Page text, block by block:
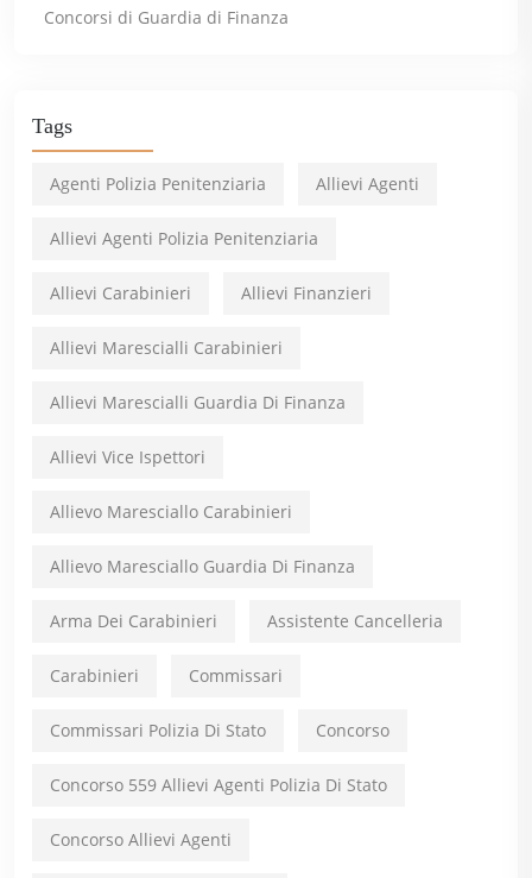
Concorsi di Guardia di Finanza
Tags
Agenti Polizia Penitenziaria Allievi Agenti
Allievi Agenti Polizia Penitenziaria
Allievi Carabinieri Allievi Finanzieri
Allievi Marescialli Carabinieri
Allievi Marescialli Guardia Di Finanza
Allievi Vice Ispettori
Allievo Maresciallo Carabinieri
Allievo Maresciallo Guardia Di Finanza
Arma Dei Carabinieri Assistente Cancelleria
Carabinieri Commissari
Commissari Polizia Di Stato Concorso
Concorso 559 Allievi Agenti Polizia Di Stato
Concorso Allievi Agenti